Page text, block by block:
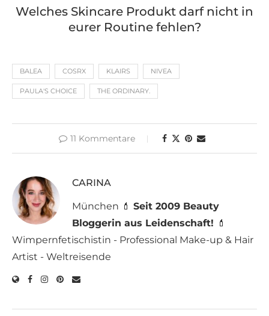
Welches Skincare Produkt darf nicht in
eurer Routine fehlen?
BALEA COSRX KLAIRS NIVEA
PAULA'S CHOICE THE ORDINARY.
11 Kommentare
CARINA
München 💄 Seit 2009 Beauty
Bloggerin aus Leidenschaft! 💄
Wimpernfetischistin - Professional Make-up & Hair
Artist - Weltreisende